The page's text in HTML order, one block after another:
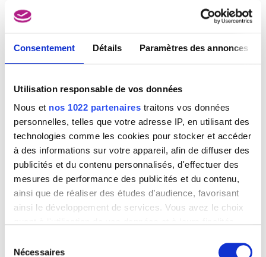
Consentement Détails Paramètres des annonces
Utilisation responsable de vos données
Nous et nos 1022 partenaires traitons vos données
personnelles, telles que votre adresse IP, en utilisant des
technologies comme les cookies pour stocker et accéder
à des informations sur votre appareil, afin de diffuser des
publicités et du contenu personnalisés, d'effectuer des
mesures de performance des publicités et du contenu,
ainsi que de réaliser des études d’audience, favorisant
ainsi le développement de services. Vous avez le choix
tout moment en consultant la Déclaration relative aux
Nécessaires
Bacchus et Ariane
Gilles-Lambert Godecharle